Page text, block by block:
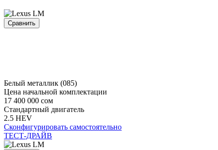
Сравнить
Белый металлик (085)
Цена начальной комплектации
17 400 000 сом
Стандартный двигатель
2.5 HEV
Сконфигурировать самостоятельно
ТЕСТ-ДРАЙВ